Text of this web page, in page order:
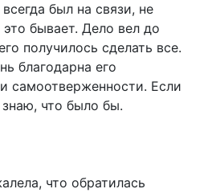
был на связи, не
бывает. Дело вел до
получилось сделать все.
благодарна его
самоотверженности. Если
что было бы.
что обратилась